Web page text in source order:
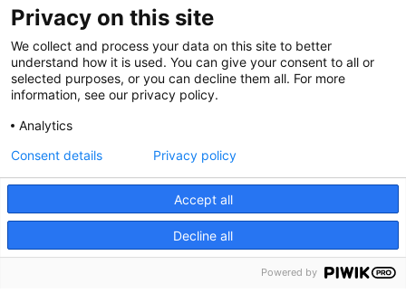
@CGTCatalunya
cgtcatalunya
cgtcatalunya
Desenvolupat per
Privacy on this site
We collect and process your data on this site to better
understand how it is used. You can give your consent to all or
selected purposes, or you can decline them all. For more
information, see our privacy policy.
Analytics
Accept all
Decline all
Consent details Privacy policy
Powered by